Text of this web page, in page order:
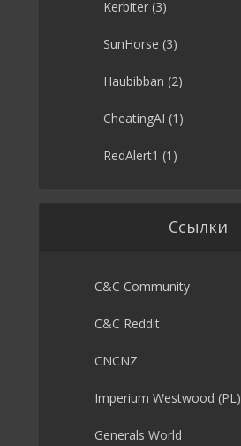
Kerbiter (3)
SunHorse (3)
Haubibban (2)
CheatingAI (1)
RedAlert1 (1)
Ссылки
C&C Community
C&C Reddit
CNCNZ
Imperium Westwood (PL)
Generals World